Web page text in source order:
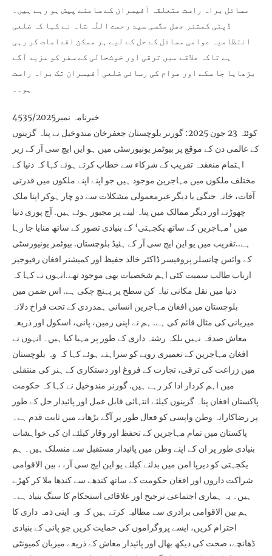
مسائل براہ راست متعلقہ آفیسران کے سامنے پیش ہو رہے ہیں۔
ڈپٹی کمشنر جھل مگسی سید رحمت اللّہ شاہ نے کہا کہ ضلعی
انتظامیہ عوامی مسائل کے حل کے لیے ہر ممکن اقدامات کر رہی
ہے تاکہ علاقے میں ترقی اور خوشحالی کے سفر کو مزید آگے
بڑھایا جا سکے اور عوام کی رسائی ضلعی آفیسران تک براہ راست
ہو۔۔
خبرنامہ نمبر4535/2025
کوئٹہ 23 جون 2025: گورنر بلوچستان جعفرخان مندوخیل نے پناہ گزینوں
کے عالمی دن کے موقع پر بیوٹمز یونیورسٹی میں ہو این ایچ سی آر کے زیر
اہتمام منعقدہ تقریب کے شرکاء سے خطاب کرتے ہوئے کہا کہ دنیا کے
مختلف ملکوں میں مہاجرین موجود ہیں جو اپنے اپنے ملکوں میں قدرتی
آفات، خانہ جنگی یا دیگر غیرمعمولی مشکلات سے دو چار ہوکر اپنا ملک
چھوڑنے اور دیگر ممالک میں پناہ لینے پر مجبور ہوئے ہیں. آج پوری دنیا
میں ’مہاجرین کے ساتھ یکجہتی‘ کے بنیادی تصور کے ساتھ منایا جا رہا
ہے..تقریب میں یو این ایچ سی آر کے ہئیڈ بلوچستان. بیوٹمز یونیورسٹی
کے وائس چانسلر پروفیسر ڈاکٹر خالد حفیظ اور کمیشنر افغان رفیوجیز
ارباب طالب سمیت کئی اہم شخصیات بھی موجود تھے.انہوں نے کہا کہ
دنیا میں نقل مکانی تباہ کن سطح پر پہنچ چکی ہے. اس ضمن میں
بلوچستان میں افغان مہاجرین انسانی ہمدردی کے تحت فراخ دلانہ
میزبانی کی مثال قائم کی ہے. ہم نے اپنی زمین، پانی، اسکول اور ذریعہ
معاش صدقہ نہیں بلکہ رشتہ داری کے طور پر مہیا کیا ہیں۔ انہوں نے
افغان مہاجرین کے تعمیری رویے کو سراہتے ہوئے کہا کہ وہ بلوچستان
میں زراعت کی ترقی، تجارت کے فروغ اور دستکاری کے ہنر کی منتقلی
میں اہم کردار ادا کر رہے ہیں. گورنر مندوخیل نے کہا کہ حکومت
پاکستان افغان پناہ گزینوں کیلئے انتہائی قابل عمل اور پائیدار حل کے طور
پر رضاکارانہ وطن واپسی کو فعال طور پر آگے بڑھانے میں ثابت قدم ہے۔
پاکستان میں تمام مہاجرین کے تحفظ اور وقار کیلئے ان کی خواہشات
بنیادی طور پر ان کے اپنے وطن میں پائیدار مستقبل سے منسلک ہیں۔ ہم
یکجہتی کو دیرپا امن میں بدلنے کیلئے یو این ایچ سی آر، ، بین الاقوامی
شراکت داروں اور افغان حکومت کے ساتھ کندھے سے کندھا ملا کر کھڑے
ہیں۔ یہ ہماری اجتماعی ترجیح اور علاقائی استحکام کا سنگ بنیاد ہے۔
ہم بین الاقوامی برادری سے مطالبہ کرتے ہیں کہ وہ اپنی ذمہ داری کا
احترام کریں، ایسے پروگراموں کی حمایت کریں جو پانی کے بنیادی
ڈھانچے، صحت کی دیکھ بھال اور پائیدار معاش کے ذریعے میزبان کمیونٹی